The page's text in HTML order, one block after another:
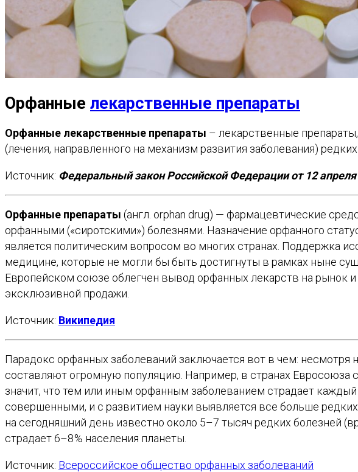
Орфанные лекарственные препараты
Орфанные лекарственные препараты – лекарственные
(лечения, направленного на механизм развития заболевания)
Источник: Федеральный закон Российской Федерации от 12
Орфанные препараты (англ. orphan drug) — фармацевтические
орфанными («сиротскими») болезнями. Назначение орфанного
является политическим вопросом во многих странах. Поддержка
медицине, которые не могли бы быть достигнуты в рамках ныне
Европейском союзе облегчен вывод орфанных лекарств на
эксклюзивной продажи.
Источник: Википедия
Парадокс орфанных заболеваний заключается вот в чем: несмотря
составляют огромную популяцию. Например, в странах Евросоюза
значит, что тем или иным орфанным заболеванием страдает
совершенными, и с развитием науки выявляется все больше
на сегодняшний день известно около 5–7 тысяч редких болезней
страдает 6–8 % населения ­планеты.
Источник: Всероссийское общество орфанных заболеваний